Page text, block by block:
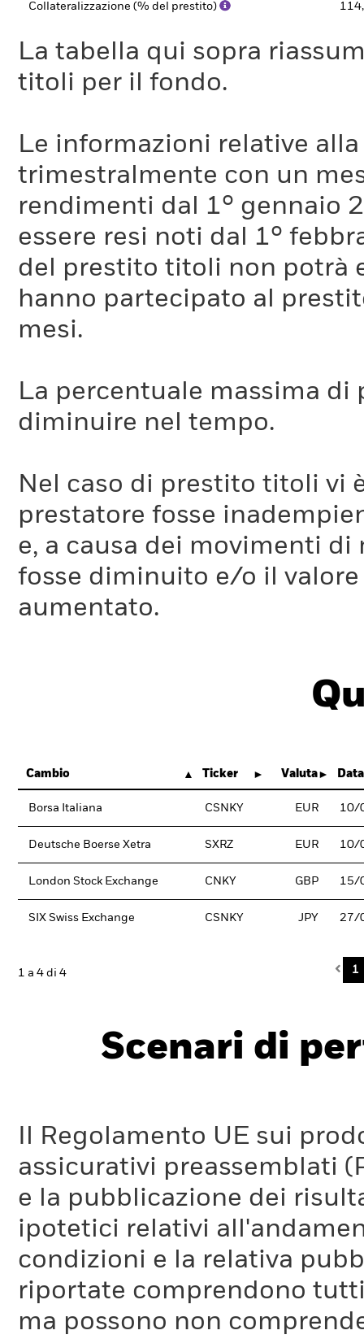
Collateralizzazione (% del prestito)
La tabella qui sopra
titoli per il fondo.
Le informazioni relative
trimestralmente con un
rendimenti dal 1° gennaio
essere resi noti dal 1°
del prestito titoli non potrà
hanno partecipato al
mesi.
La percentuale massima
diminuire nel tempo.
Nel caso di prestito titoli vi
prestatore fosse
e, a causa dei movimenti
fosse diminuito e/o il
aumentato.
Cambio Ticker Valuta
Borsa Italiana CSNKY EUR 10/
Deutsche Boerse Xetra SXRZ EUR 10/
London Stock Exchange CNKY GBP 15/
SIX Swiss Exchange CSNKY JPY 27/
1 a 4 di 4 1
Scenari di
Il Regolamento UE sui
assicurativi preassemblati
e la pubblicazione dei
ipotetici relativi
condizioni e la relativa
riportate comprendono
ma possono non